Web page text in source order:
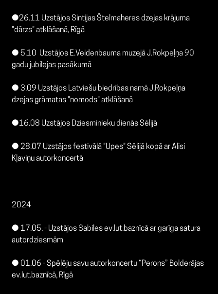
●26.11 Uzstājos Sintijas Štelmaheres dzejas krājuma
"dārzs" atklāšanā, Rīgā
● 5.10 Uzstājos E.Veidenbauma muzejā J.Rokpeļņa 90
gadu jubilejas pasākumā
● 3.09 Uzstājos Latviešu biedrības namā J.Rokpeļņa
dzejas grāmatas "nomods" atklāšanā
●16.08 Uzstājos Dziesminieku dienās Sēlijā
● 28.07 Uzstājos festivālā "Upes" Sēlijā kopā ar Alisi
Kļaviņu autorkoncertā
2024
● 17.05. - Uzstājos Sabiles ev.lut.baznīcā ar garīga satura
autordziesmām
● 01.06 - Spēlēju savu autorkoncertu “Perons” Bolderājas
ev.lut.baznīcā, Rīgā